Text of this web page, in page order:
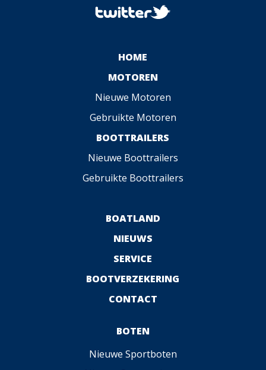
HOME
MOTOREN
Nieuwe Motoren
Gebruikte Motoren
BOOTTRAILERS
Nieuwe Boottrailers
Gebruikte Boottrailers
BOATLAND
NIEUWS
SERVICE
BOOTVERZEKERING
CONTACT
BOTEN
Nieuwe Sportboten